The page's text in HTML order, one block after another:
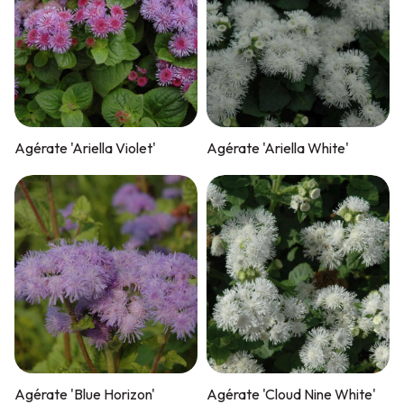
Agérate 'Ariella Violet' Agérate 'Ariella White'
Agérate 'Blue Horizon' Agérate 'Cloud Nine White'